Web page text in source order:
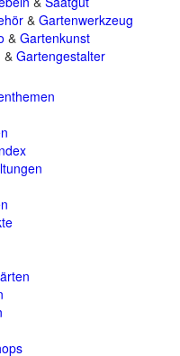
& Gartenwerkzeug
& Gartenkunst
& Gartengestalter